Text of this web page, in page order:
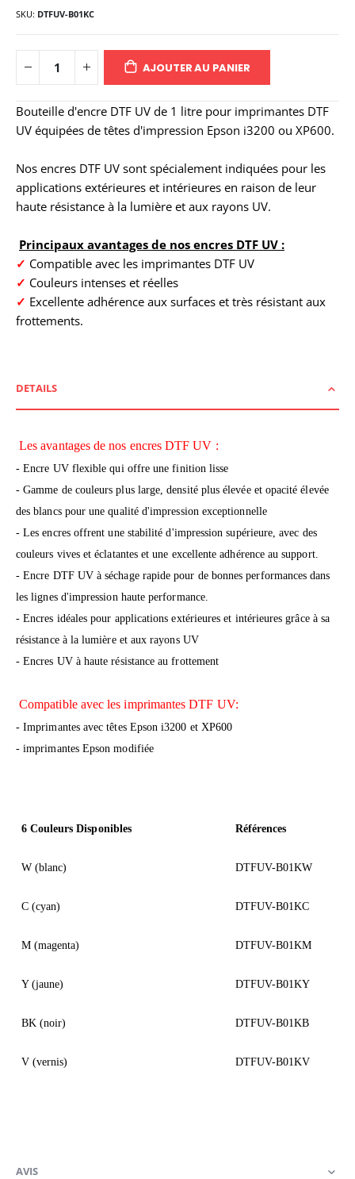
SKU DTFUV-B01KC
AJOUTER AU PANIER
Bouteille d'encre DTF UV de 1 litre pour imprimantes DTF
UV équipées de têtes d'impression Epson i3200 ou XP600.
Nos encres DTF UV sont spécialement indiquées pour les
applications extérieures et intérieures en raison de leur
haute résistance à la lumière et aux rayons UV.
Principaux avantages de nos encres DTF UV :
✓ Compatible avec les imprimantes DTF UV
✓ Couleurs intenses et réelles
✓ Excellente adhérence aux surfaces et très résistant aux
frottements.
DETAILS
Les avantages de nos encres DTF UV :
- Encre UV flexible qui offre une finition lisse
- Gamme de couleurs plus large, densité plus élevée et opacité élevée
des blancs pour une qualité d'impression exceptionnelle
- Les encres offrent une stabilité d'impression supérieure, avec des
couleurs vives et éclatantes et une excellente adhérence au support.
- Encre DTF UV à séchage rapide pour de bonnes performances dans
les lignes d'impression haute performance.
- Encres idéales pour applications extérieures et intérieures grâce à sa
résistance à la lumière et aux rayons UV
- Encres UV à haute résistance au frottement
Compatible avec les imprimantes DTF UV:
- Imprimantes avec têtes Epson i3200 et XP600
-imprimantes Epson modifiée
6 Couleurs Disponibles Références
W (blanc) DTFUV-B01KW
C (cyan) DTFUV-B01KC
M (magenta) DTFUV-B01KM
Y (jaune) DTFUV-B01KY
BK (noir) DTFUV-B01KB
V (vernis) DTFUV-B01KV
AVIS